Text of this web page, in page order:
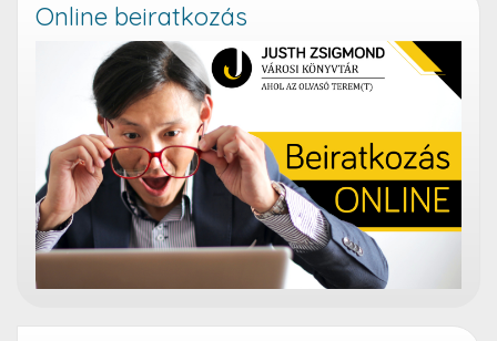
Online beiratkozás